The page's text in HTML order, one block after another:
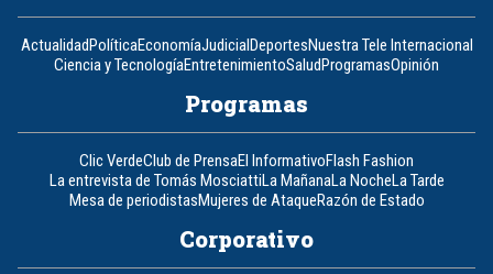
ActualidadPolíticaEconomíaJudicialDeportesNuestra Tele Internacional
Ciencia y TecnologíaEntretenimientoSaludProgramasOpinión
Programas
Clic VerdeClub de PrensaEl InformativoFlash Fashion
La entrevista de Tomás MosciattiLa MañanaLa NocheLa Tarde
Mesa de periodistasMujeres de AtaqueRazón de Estado
Corporativo